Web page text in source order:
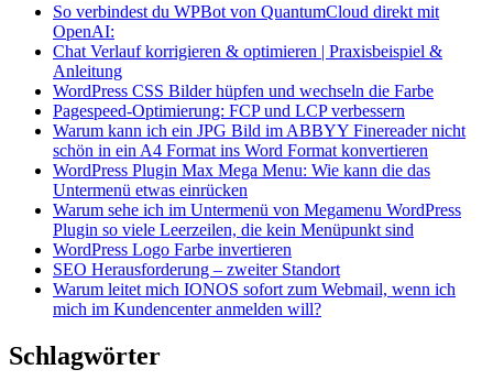
So verbindest du WPBot von QuantumCloud direkt mit
OpenAI:
Chat Verlauf korrigieren & optimieren | Praxisbeispiel &
Anleitung
WordPress CSS Bilder hüpfen und wechseln die Farbe
Pagespeed-Optimierung: FCP und LCP verbessern
Warum kann ich ein JPG Bild im ABBYY Finereader nicht
schön in ein A4 Format ins Word Format konvertieren
WordPress Plugin Max Mega Menu: Wie kann die das
Untermenü etwas einrücken
Warum sehe ich im Untermenü von Megamenu WordPress
Plugin so viele Leerzeilen, die kein Menüpunkt sind
WordPress Logo Farbe invertieren
SEO Herausforderung – zweiter Standort
Warum leitet mich IONOS sofort zum Webmail, wenn ich
mich im Kundencenter anmelden will?
Schlagwörter